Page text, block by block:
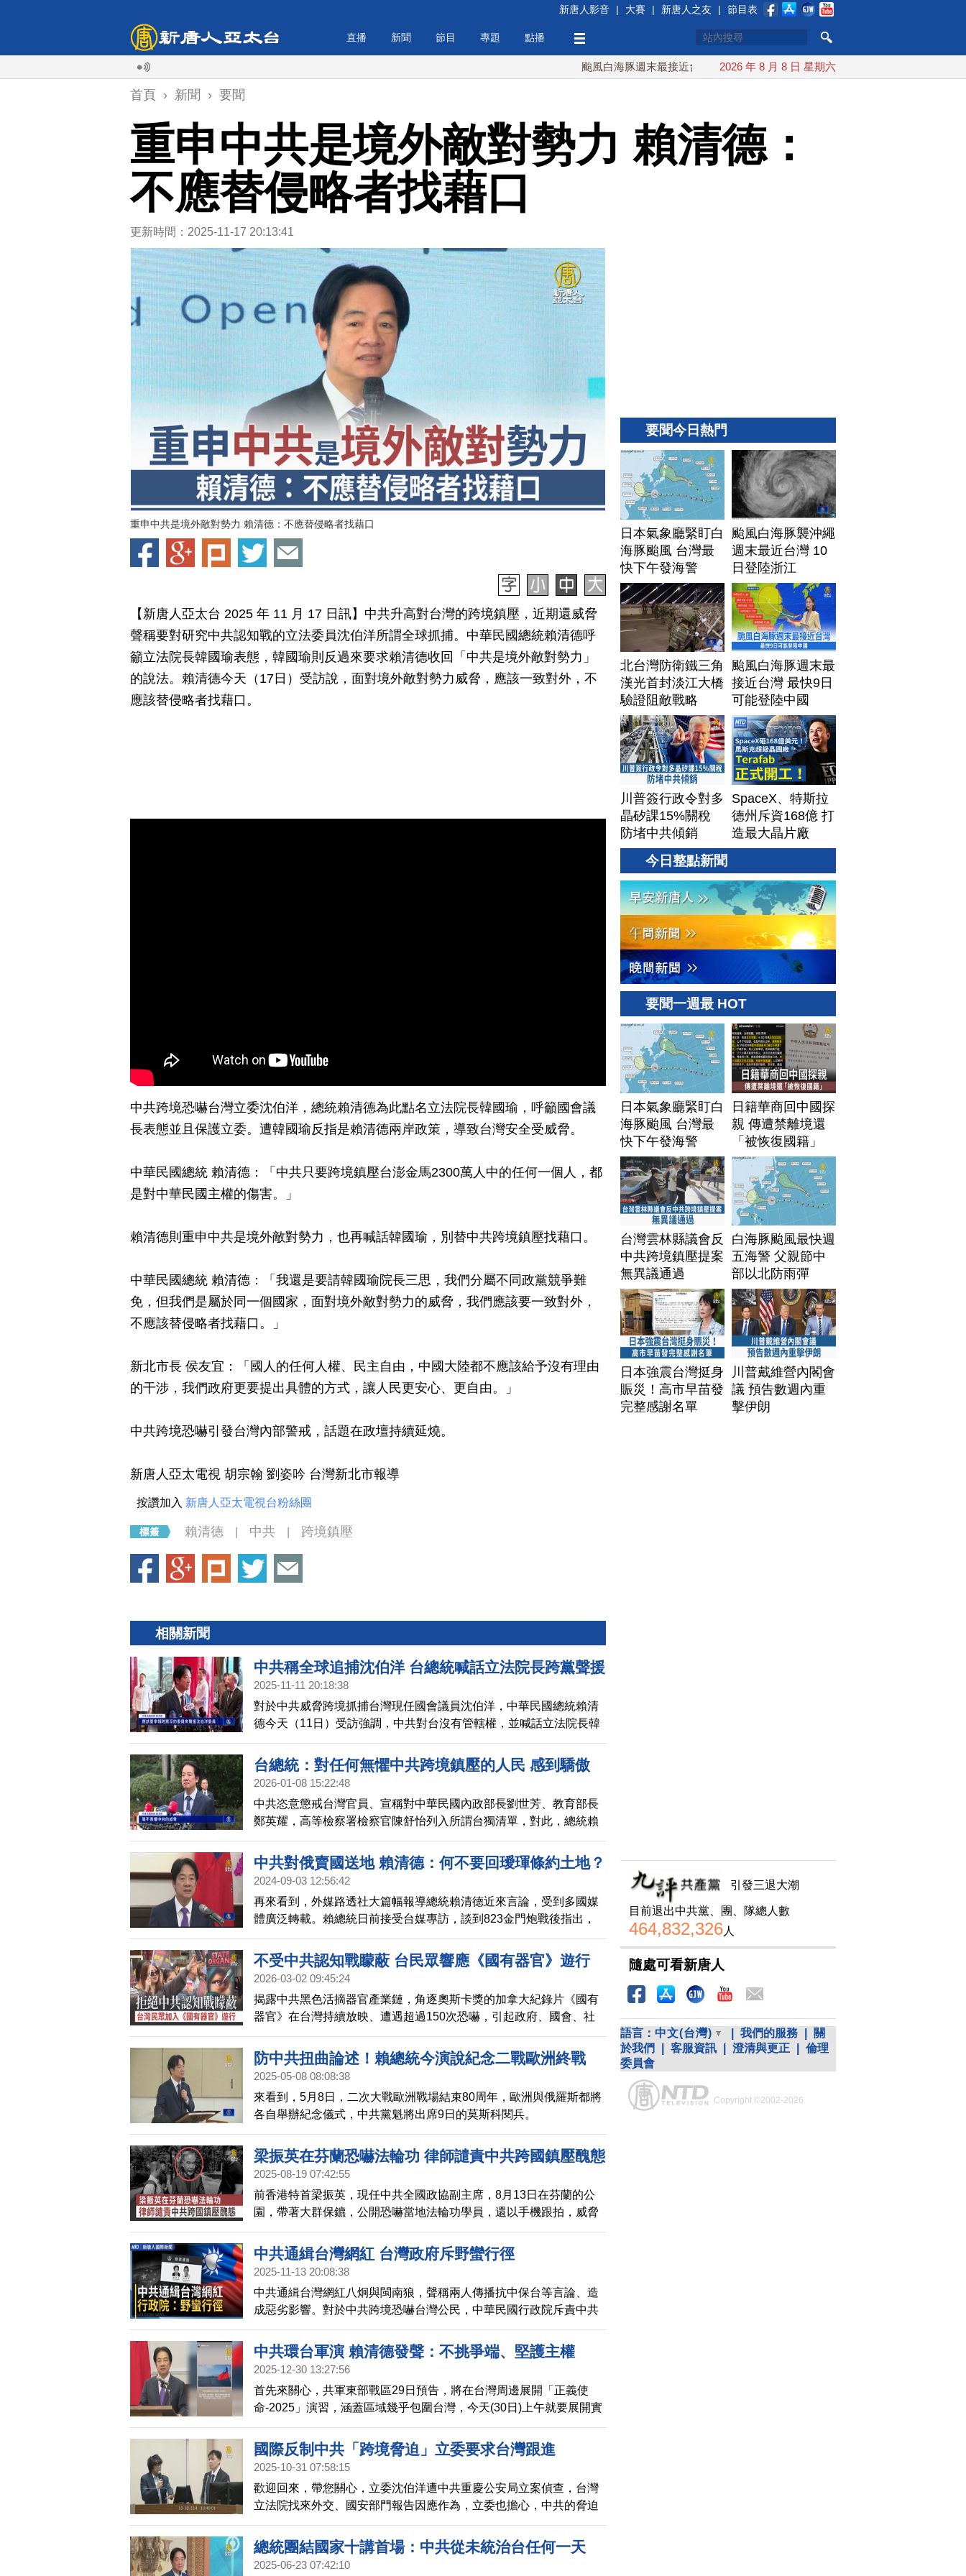
新唐人影音 | 大賽 | 新唐人之友 | 節目表
直播 新聞 節目 專題 點播
颱風白海豚週末最接近台灣 最快9日可能登陸中國 台灣漢光首結合城鎮演習 AIT連
2026 年 8 月 8 日 星期六
首頁 › 新聞 › 要聞
重申中共是境外敵對勢力 賴清德：
不應替侵略者找藉口
更新時間：2025-11-17 20:13:41
重申中共是境外敵對勢力 賴清德：不應替侵略者找藉口
【新唐人亞太台 2025 年 11 月 17 日訊】中共升高對台灣的跨境鎮壓，近期還威脅
聲稱要對研究中共認知戰的立法委員沈伯洋所謂全球抓捕。中華民國總統賴清德呼
籲立法院長韓國瑜表態，韓國瑜則反過來要求賴清德收回「中共是境外敵對勢力」
的說法。賴清德今天（17日）受訪說，面對境外敵對勢力威脅，應該一致對外，不
應該替侵略者找藉口。
中共跨境恐嚇台灣立委沈伯洋，總統賴清德為此點名立法院長韓國瑜，呼籲國會議
長表態並且保護立委。遭韓國瑜反指是賴清德兩岸政策，導致台灣安全受威脅。
中華民國總統 賴清德：「中共只要跨境鎮壓台澎金馬2300萬人中的任何一個人，都
是對中華民國主權的傷害。」
賴清德則重申中共是境外敵對勢力，也再喊話韓國瑜，別替中共跨境鎮壓找藉口。
中華民國總統 賴清德：「我還是要請韓國瑜院長三思，我們分屬不同政黨競爭難
免，但我們是屬於同一個國家，面對境外敵對勢力的威脅，我們應該要一致對外，
不應該替侵略者找藉口。」
新北市長 侯友宜：「國人的任何人權、民主自由，中國大陸都不應該給予沒有理由
的干涉，我們政府更要提出具體的方式，讓人民更安心、更自由。」
中共跨境恐嚇引發台灣內部警戒，話題在政壇持續延燒。
新唐人亞太電視 胡宗翰 劉姿吟 台灣新北市報導
按讚加入 新唐人亞太電視台粉絲團
賴清德 中共 跨境鎮壓
相關新聞
中共稱全球追捕沈伯洋 台總統喊話立法院長跨黨聲援
2025-11-11 20:18:38
對於中共威脅跨境抓捕台灣現任國會議員沈伯洋，中華民國總統賴清
德今天（11日）受訪強調，中共對台沒有管轄權，並喊話立法院長韓
國瑜，站出來維護國會尊嚴。
台總統：對任何無懼中共跨境鎮壓的人民 感到驕傲
2026-01-08 15:22:48
中共恣意懲戒台灣官員、宣稱對中華民國內政部長劉世芳、教育部長
鄭英耀，高等檢察署檢察官陳舒怡列入所謂台獨清單，對此，總統賴
清德上午受訪，他對任何一個無懼中共跨境鎮壓的民眾，感到驕傲。
中共對俄賣國送地 賴清德：何不要回璦琿條約土地？
2024-09-03 12:56:42
再來看到，外媒路透社大篇幅報導總統賴清德近來言論，受到多國媒
體廣泛轉載。賴總統日前接受台媒專訪，談到823金門炮戰後指出，
中共侵台目的，根本就不是為了中國領土問題，否則，中共現在就會
和俄羅斯討回龐大的中國土地。
不受中共認知戰矇蔽 台民眾響應《國有器官》遊行
2026-03-02 09:45:24
揭露中共黑色活摘器官產業鏈，角逐奧斯卡獎的加拿大紀錄片《國有
器官》在台灣持續放映、遭遇超過150次恐嚇，引起政府、國會、社
會關注中共跨境鎮壓；在澳洲、美國等多國放映也遭遇恐嚇。228前
夕，在台北西門町街頭，有記者會與遊行，呼籲拒絕紅色跨境鎮壓，
現場許多民眾揮舞旗幟，加入遊行隊伍，包括關心中國影星于朦朧的
防中共扭曲論述！賴總統今演說紀念二戰歐洲終戰
2025-05-08 08:08:38
來看到，5月8日，二次大戰歐洲戰場結束80周年，歐洲與俄羅斯都將
各自舉辦紀念儀式，中共黨魁將出席9日的莫斯科閱兵。
梁振英在芬蘭恐嚇法輪功 律師譴責中共跨國鎮壓醜態
2025-08-19 07:42:55
前香港特首梁振英，現任中共全國政協副主席，8月13日在芬蘭的公
園，帶著大群保鑣，公開恐嚇當地法輪功學員，還以手機跟拍，威脅
要調查。就在這起事件發生的四個月前，也有兩名中國籍男子，手機
跟拍、言語羞辱當地法輪功學員。國際調查組織追蹤發現，中共跨國
鎮壓，不斷升級。
中共通緝台灣網紅 台灣政府斥野蠻行徑
2025-11-13 20:08:38
中共通緝台灣網紅八炯與閩南狼，聲稱兩人傳播抗中保台等言論、造
成惡劣影響。對於中共跨境恐嚇台灣公民，中華民國行政院斥責中共
野蠻行徑，強調政府有能力、有決心保障每一位國人安全，也將與國
際研議防範中共跨境鎮壓的做法。
中共環台軍演 賴清德發聲：不挑爭端、堅護主權
2025-12-30 13:27:56
首先來關心，共軍東部戰區29日預告，將在台灣周邊展開「正義使
命-2025」演習，涵蓋區域幾乎包圍台灣，今天(30日)上午就要展開實
彈射擊。
國際反制中共「跨境脅迫」立委要求台灣跟進
2025-10-31 07:58:15
歡迎回來，帶您關心，立委沈伯洋遭中共重慶公安局立案偵查，台灣
立法院找來外交、國安部門報告因應作為，立委也擔心，中共的脅迫
行徑，可能將擴及國際賽事或一般民眾。
總統團結國家十講首場：中共從未統治台任何一天
2025-06-23 07:42:10
要聞今日熱門
日本氣象廳緊盯白
海豚颱風 台灣最
快下午發海警
颱風白海豚襲沖繩
週末最近台灣 10
日登陸浙江
北台灣防衛鐵三角
漢光首封淡江大橋
驗證阻敵戰略
颱風白海豚週末最
接近台灣 最快9日
可能登陸中國
川普簽行政令對多
晶矽課15%關稅
防堵中共傾銷
SpaceX、特斯拉
德州斥資168億 打
造最大晶片廠
Terafab
今日整點新聞
要聞一週最 HOT
日本氣象廳緊盯白
海豚颱風 台灣最
快下午發海警
日籍華商回中國探
親 傳遭禁離境還
「被恢復國籍」
台灣雲林縣議會反
中共跨境鎮壓提案
無異議通過
白海豚颱風最快週
五海警 父親節中
部以北防雨彈
日本強震台灣挺身
賑災！高市早苗發
完整感謝名單
川普戴維營內閣會
議 預告數週內重
擊伊朗
引發三退大潮
目前退出中共黨、團、隊總人數
464,832,326人
隨處可看新唐人
語言： 中文(台灣) 我們的服務
關
於我們
客服資訊 澄清與更正
倫理
委員會
Copyright ©2002-2026